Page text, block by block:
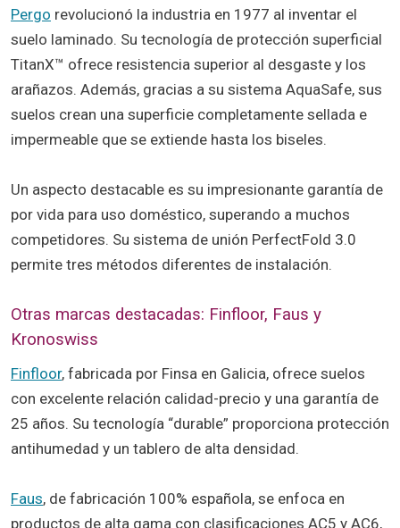
Pergo revolucionó la industria en 1977 al inventar el
suelo laminado. Su tecnología de protección superficial
TitanX™ ofrece resistencia superior al desgaste y los
arañazos. Además, gracias a su sistema AquaSafe, sus
suelos crean una superficie completamente sellada e
impermeable que se extiende hasta los biseles.
Un aspecto destacable es su impresionante garantía de
por vida para uso doméstico, superando a muchos
competidores. Su sistema de unión PerfectFold 3.0
permite tres métodos diferentes de instalación.
Otras marcas destacadas: Finfloor, Faus y
Kronoswiss
Finfloor, fabricada por Finsa en Galicia, ofrece suelos
con excelente relación calidad-precio y una garantía de
25 años. Su tecnología “durable” proporciona protección
antihumedad y un tablero de alta densidad.
Faus, de fabricación 100% española, se enfoca en
productos de alta gama con clasificaciones AC5 y AC6,